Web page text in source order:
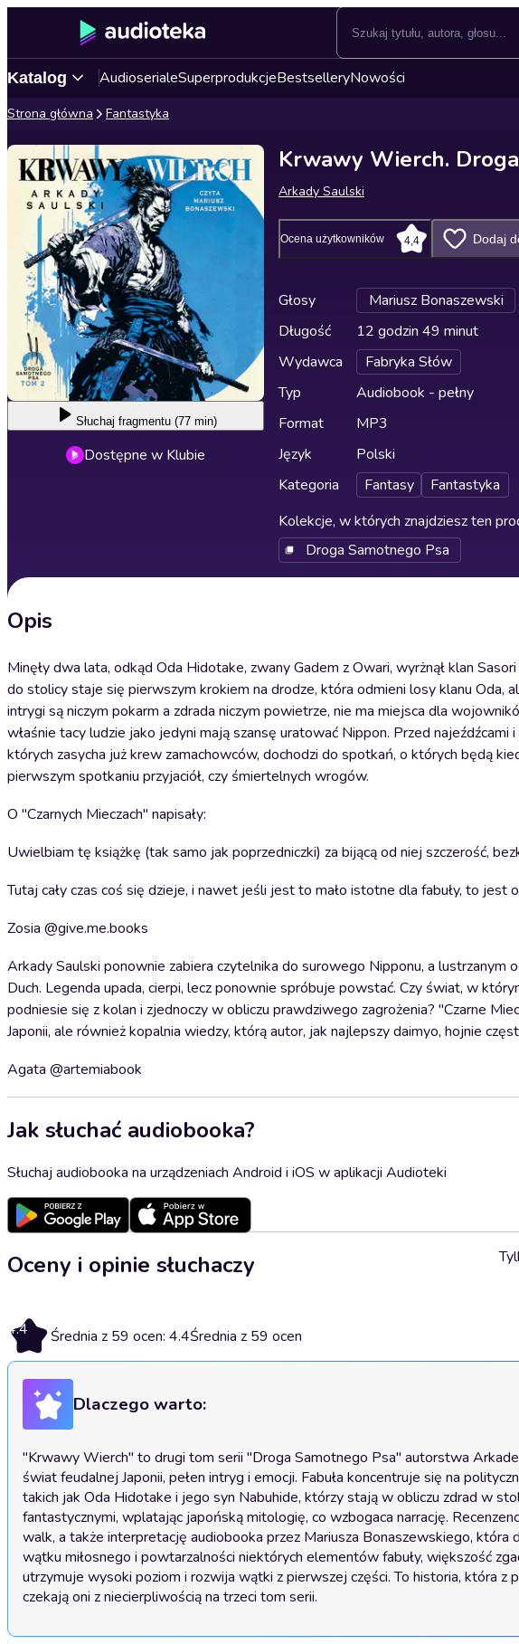
Katalog AudioserialeSuperprodukcjeBestselleryNowości
Strona główna Fantastyka
Słuchaj fragmentu (77 min)
Dostępne w Klubie
Krwawy Wierch.
Arkady Saulski
Ocena użytkowników 4,4 Dodaj
Głosy
Mariusz Bonaszewski
Długość
12 godzin 49 minut
Wydawca
Fabryka Słów
Typ
Audiobook - pełny
Format
MP3
Język
Polski
Kategoria
Fantasy
Fantastyka
Kolekcje, w których znajdziesz ten
Droga Samotnego Psa
Opis
Minęły dwa lata, odkąd Oda Hidotake, zwany Gadem z Owari, wyrżnął klan
do stolicy staje się pierwszym krokiem na drodze, która odmieni losy klanu Oda,
intrygi są niczym pokarm a zdrada niczym powietrze, nie ma miejsca dla
właśnie tacy ludzie jako jedyni mają szansę uratować Nippon. Przed najeźdźcami
których zasycha już krew zamachowców, dochodzi do spotkań, o których będą
pierwszym spotkaniu przyjaciół, czy śmiertelnych wrogów.
O "Czarnych Mieczach" napisały:
Uwielbiam tę książkę (tak samo jak poprzedniczki) za bijącą od niej szczerość,
Tutaj cały czas coś się dzieje, i nawet jeśli jest to mało istotne dla fabuły, to
Zosia @give.me.books
Arkady Saulski ponownie zabiera czytelnika do surowego Nipponu, a
Duch. Legenda upada, cierpi, lecz ponownie spróbuje powstać. Czy świat, w
podniesie się z kolan i zjednoczy w obliczu prawdziwego zagrożenia? "Czarne
Japonii, ale również kopalnia wiedzy, którą autor, jak najlepszy daimyo, hojnie
Agata @artemiabook
Jak słuchać audiobooka?
Słuchaj audiobooka na urządzeniach Android i iOS w aplikacji Audioteki
Oceny i opinie słuchaczy
4.4 Średnia z 59 ocen: 4.4Średnia z 59 ocen
Dlaczego warto:
"Krwawy Wierch" to drugi tom serii "Droga Samotnego Psa" autorstwa
świat feudalnej Japonii, pełen intryg i emocji. Fabuła koncentruje się na
takich jak Oda Hidotake i jego syn Nabuhide, którzy stają w obliczu zdrad w
fantastycznymi, wplatając japońską mitologię, co wzbogaca narrację.
walk, a także interpretację audiobooka przez Mariusza Bonaszewskiego,
wątku miłosnego i powtarzalności niektórych elementów fabuły, większość
utrzymuje wysoki poziom i rozwija wątki z pierwszej części. To historia, która z
czekają oni z niecierpliwością na trzeci tom serii.